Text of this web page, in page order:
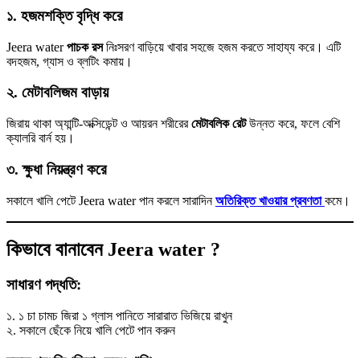
১. হজমশক্তি বৃদ্ধি করে
Jeera waterপাচক রসনিঃসরণ বাড়িয়ে খাবার সহজে হজম করতে সাহায্য করে। এটি
বদহজম, গ্যাস ও ব্লটিং কমায়।
২. মেটাবলিজম বাড়ায়
জিরায় থাকা অ্যান্টি-অক্সিডেন্ট ও আয়রন শরীরেরমেটাবলিক রেটউন্নত করে, ফলে বেশি
ক্যালরি বার্ন হয়।
৩. ক্ষুধা নিয়ন্ত্রণ করে
সকালে খালি পেটে Jeera water পান করলে সারাদিনঅতিরিক্ত খাওয়ার প্রবণতা কমে।
কিভাবে বানাবেন Jeera water ?
সাধারণ পদ্ধতি:
১. ১ চা চামচ জিরা ১ গ্লাস পানিতে সারারাত ভিজিয়ে রাখুন
২. সকালে ছেঁকে নিয়ে খালি পেটে পান করুন